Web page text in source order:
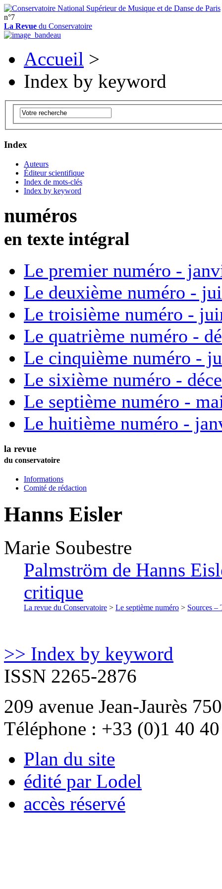
n°7
La Revue du Conservatoire
Accueil >
Index by keyword
Index
Auteurs
Éditeur scientifique
Index de mots-clés
Index by keyword
numéros
en texte intégral
Le premier numéro -
Le deuxième numéro -
Le troisième numéro -
Le quatrième numéro -
Le cinquième numéro -
Le sixième numéro -
Le septième numéro -
Le huitième numéro -
la revue
du conservatoire
Informations
Comité de rédaction
Hanns Eisler
Marie Soubestre
Palmström de Hanns
critique
La revue du Conservatoire > Le septième numéro > Sources –
>> Index by keyword
ISSN 2265-2876
209 avenue Jean-Jaurès
Téléphone : +33 (0)1 40
Plan du site
édité par Lodel
accès réservé